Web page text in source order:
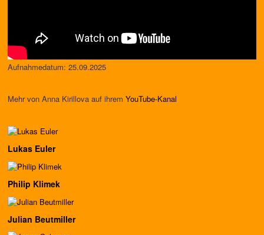
Aufnahmedatum: 25.09.2025
Mehr von Anna Kirillova auf ihrem YouTube-Kanal
Lukas Euler
Philip Klimek
Julian Beutmiller